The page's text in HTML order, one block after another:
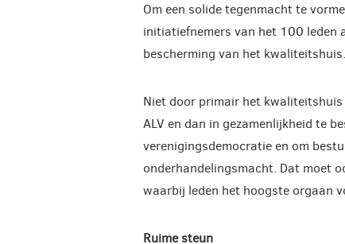
Om een solide tegenmacht te
initiatiefnemers van het 100 leden
bescherming van het kwaliteitshuis.
Niet door primair het
ALV en dan in gezamenlijkheid te
verenigingsdemocratie en om
onderhandelingsmacht. Dat moet
waarbij leden het hoogste orgaan
Ruime steun